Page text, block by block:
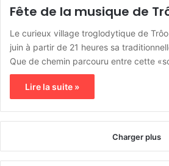
Fête de la musique de
Le curieux village troglodytique de
juin à partir de 21 heures sa
Que de chemin parcouru entre cette
Lire la suite »
Charger plus